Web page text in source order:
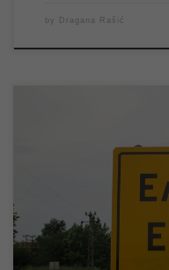
by Dragana Rašić
Око 12 часова екипа ЈКП
је хаварију већих
које је, у току
водоснабдевања у
успостављено је
насељеном месту.
захвалимо […]